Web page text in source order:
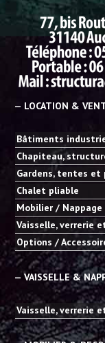
— LOCATION &
Bâtiments
Chapiteau,
Gardens, tentes et
Chalet pliable
Mobilier / Nappage
Vaisselle, verrerie
Options /
— VAISSELLE &
Vaisselle, verrerie